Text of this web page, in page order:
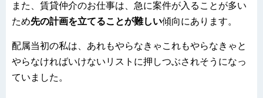
また、賃貸仲介のお仕事は、急に案件が入ることが多い
ため先の計画を立てることが難しい傾向にあります。
配属当初の私は、あれもやらなきゃこれもやらなきゃと
やらなければいけないリストに押しつぶされそうになっ
ていました。